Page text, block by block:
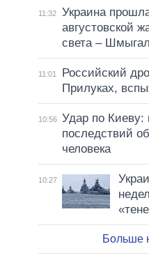
11:32
Украина
августовской
света –
11:01
Российский
Прилуках,
10:56 Удар по Киеву:
последствий
человека
10:27
Больше